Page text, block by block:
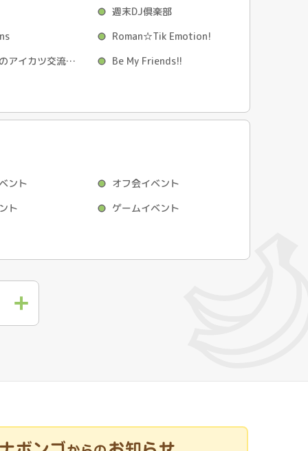
週末DJ倶楽部
Roman☆Tik Emotion!
芸カのあとのアイカツ交流会☆彡
Be My Friends!!
ント
オフ会イベント
ト
ゲームイベント